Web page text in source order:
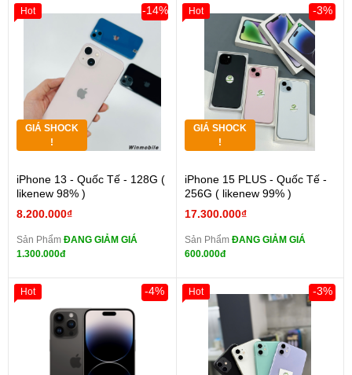
GIÁ SHOCK
!
iPhone 13 - Quốc Tế - 128G (
likenew 98% )
8.200.000₫
-14%
Sản Phẩm ĐANG GIẢM GIÁ
1.300.000đ
Hot
GIÁ SHOCK
!
iPhone 15 PLUS - Quốc Tế -
256G ( likenew 99% )
17.300.000₫
-3%
Sản Phẩm ĐANG GIẢM GIÁ
600.000đ
Hot
-4%
Hot -3%
Hot